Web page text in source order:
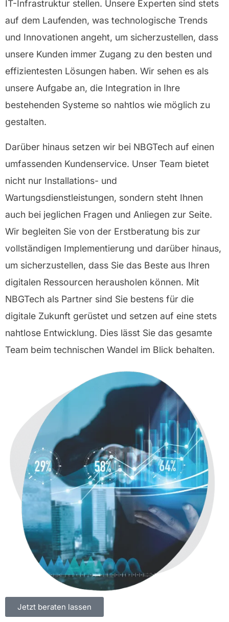
IT-Infrastruktur stellen. Unsere Experten sind stets
auf dem Laufenden, was technologische Trends
und Innovationen angeht, um sicherzustellen, dass
unsere Kunden immer Zugang zu den besten und
effizientesten Lösungen haben. Wir sehen es als
unsere Aufgabe an, die Integration in Ihre
bestehenden Systeme so nahtlos wie möglich zu
gestalten.
Darüber hinaus setzen wir bei NBGTech auf einen
umfassenden Kundenservice. Unser Team bietet
nicht nur Installations- und
Wartungsdienstleistungen, sondern steht Ihnen
auch bei jeglichen Fragen und Anliegen zur Seite.
Wir begleiten Sie von der Erstberatung bis zur
vollständigen Implementierung und darüber hinaus,
um sicherzustellen, dass Sie das Beste aus Ihren
digitalen Ressourcen herausholen können. Mit
NBGTech als Partner sind Sie bestens für die
digitale Zukunft gerüstet und setzen auf eine stets
nahtlose Entwicklung. Dies lässt Sie das gesamte
Team beim technischen Wandel im Blick behalten.
Jetzt beraten lassen